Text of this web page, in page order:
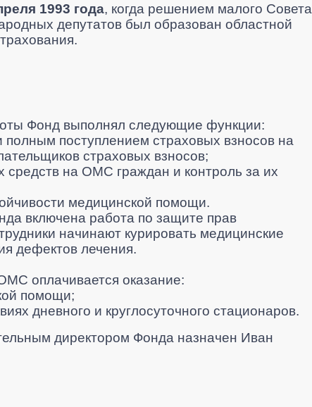
1993 года, когда решением малого Совета
депутатов был образован областной
.
Фонд выполнял следующие функции:
полным поступлением страховых взносов на
страховых взносов;
средств на ОМС граждан и контроль за их
медицинской помощи.
включена работа по защите прав
начинают курировать медицинские
дефектов лечения.
оплачивается оказание:
помощи;
дневного и круглосуточного стационаров.
директором Фонда назначен Иван